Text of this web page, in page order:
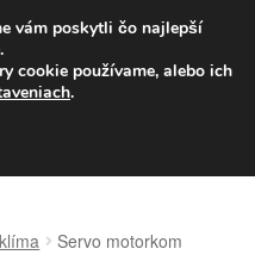
276
Servo motorkom
vám poskytli čo najlepší
cookie používame, alebo ich
.